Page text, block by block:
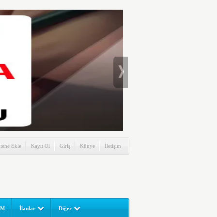
Ekle Kayıt Ol Giriş Künye İletişim
İlanlar Diğer